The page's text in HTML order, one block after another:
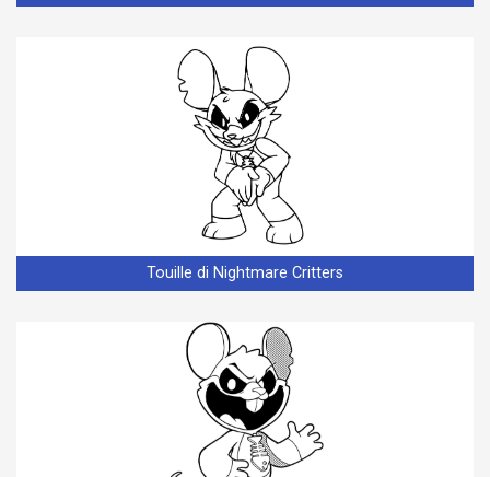
Touille di Nightmare Critters